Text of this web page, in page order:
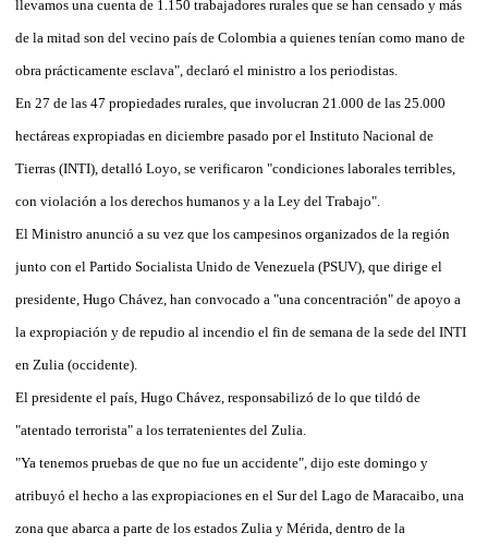
llevamos una cuenta de 1.150 trabajadores rurales que se han censado y más
de la mitad son del vecino país de Colombia a quienes tenían como mano de
obra prácticamente esclava", declaró el ministro a los periodistas.
En 27 de las 47 propiedades rurales, que involucran 21.000 de las 25.000
hectáreas expropiadas en diciembre pasado por el Instituto Nacional de
Tierras (INTI), detalló Loyo, se verificaron "condiciones laborales terribles,
con violación a los derechos humanos y a la Ley del Trabajo".
El Ministro anunció a su vez que los campesinos organizados de la región
junto con el Partido Socialista Unido de Venezuela (PSUV), que dirige el
presidente, Hugo Chávez, han convocado a "una concentración" de apoyo a
la expropiación y de repudio al incendio el fin de semana de la sede del INTI
en Zulia (occidente).
El presidente el país, Hugo Chávez, responsabilizó de lo que tildó de
"atentado terrorista" a los terratenientes del Zulia.
"Ya tenemos pruebas de que no fue un accidente", dijo este domingo y
atribuyó el hecho a las expropiaciones en el Sur del Lago de Maracaibo, una
zona que abarca a parte de los estados Zulia y Mérida, dentro de la